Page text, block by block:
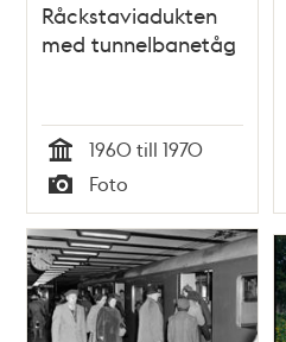
Råckstaviadukten
med tunnelbanetåg
Tid
1960 till 1970
Typ
Foto